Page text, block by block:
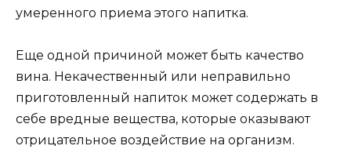
умеренного приема этого напитка.
Еще одной причиной может быть качество
вина. Некачественный или неправильно
приготовленный напиток может содержать в
себе вредные вещества, которые оказывают
отрицательное воздействие на организм.